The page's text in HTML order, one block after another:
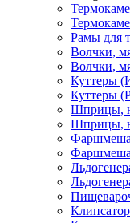
Рамы для
Волчки,
Волчки,
Куттеры
Куттеры
Шприцы,
Шприцы,